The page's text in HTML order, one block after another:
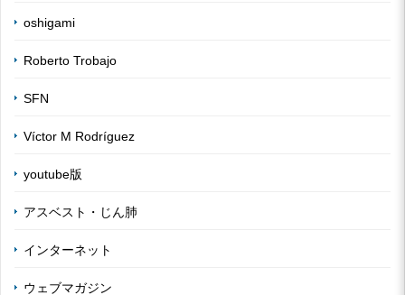
oshigami
Roberto Trobajo
SFN
Víctor M Rodríguez
youtube版
アスベスト・じん肺
インターネット
ウェブマガジン